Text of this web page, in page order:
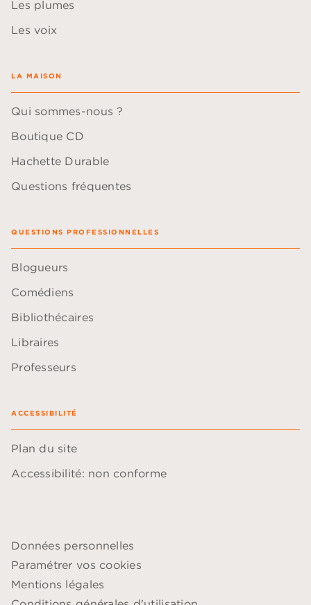
Les plumes
Les voix
LA MAISON
Qui sommes-nous ?
Boutique CD
Hachette Durable
Questions fréquentes
QUESTIONS PROFESSIONNELLES
Blogueurs
Comédiens
Bibliothécaires
Libraires
Professeurs
ACCESSIBILITÉ
Plan du site
Accessibilité: non conforme
Données personnelles
Paramétrer vos cookies
Mentions légales